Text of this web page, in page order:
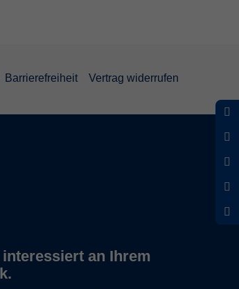
Barrierefreiheit Vertrag widerrufen
interessiert an Ihrem